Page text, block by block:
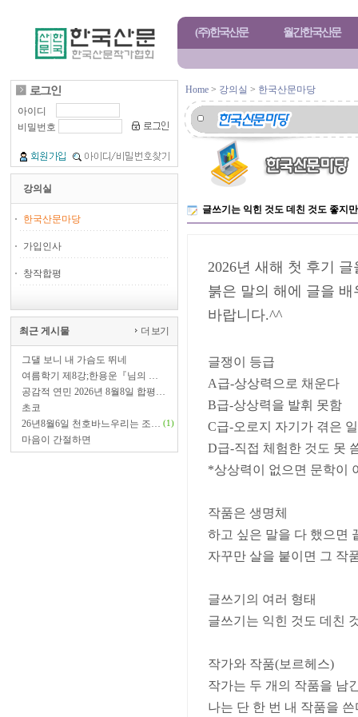
(주)한국산문 월간한국산문
아이디
비밀번호
강의실
한국산문마당
가입인사
창작합평
최근 게시물 더 보기
그댈 보니 내 가슴도 뛰네
여름학기 제8강;한용운『님의 …
공감적 연민 2026년 8월8일 합평…
초코
26년8월6일 천호바느우리는 조… (1)
마음이 간절하면
Home > 강의실 > 한국산문마당
글쓰기는 익힌 것도 데친 것도 좋
2026년 새해 첫 후기
붉은 말의 해에 글을
바랍니다.^^
글쟁이 등급
A급-상상력으로 채운다
B급-상상력을 발휘 못함
C급-오로지 자기가 겪은
D급-직접 체험한 것도 못
*상상력이 없으면 문학이
작품은 생명체
하고 싶은 말을 다 했으면
자꾸만 살을 붙이면 그 작
글쓰기의 여러 형태
글쓰기는 익힌 것도 데친
작가와 작품(보르헤스)
작가는 두 개의 작품을 남
나는 단 한 번 내 작품을